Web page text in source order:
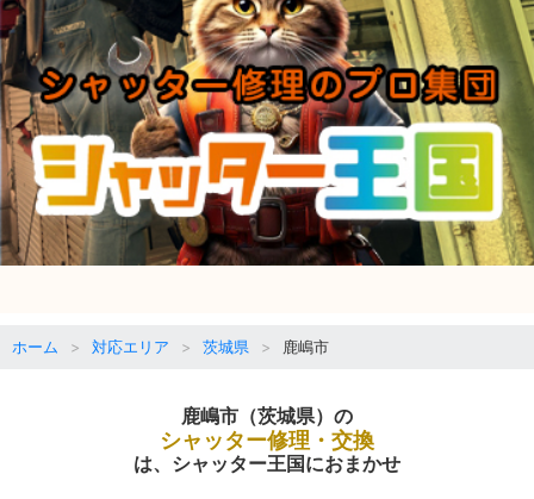
ホーム 対応エリア 茨城県 鹿嶋市
鹿嶋市（茨城県）の
シャッター修理・交換
は、シャッター王国におまかせ